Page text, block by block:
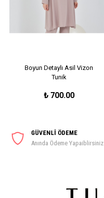
Boyun Detaylı Asil Vizon
Tunik
₺ 700.00
GÜVENLİ ÖDEME
Anında Ödeme Yapaiblirsiniz